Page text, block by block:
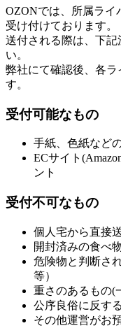
OZONでは、所属ライ
受け付けております。
送付される際は、下
い。
弊社にて確認後、各ラ
す。
受付可能なもの
手紙、色紙など
ECサイト
ント
受付不可なもの
個人宅から直接
開封済みの食べ
危険物と判断さ
等）
重さのあるもの(
公序良俗に反す
その他運営がお